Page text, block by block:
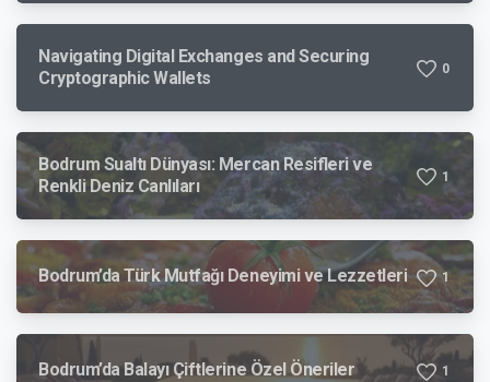
Navigating Digital Exchanges and Securing
Cryptographic Wallets
0
Bodrum Sualtı Dünyası: Mercan Resifleri ve
Renkli Deniz Canlıları
1
Bodrum’da Türk Mutfağı Deneyimi ve Lezzetleri 1
Bodrum’da Balayı Çiftlerine Özel Öneriler 1